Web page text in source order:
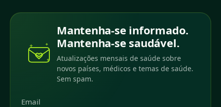
Mantenha-se informado.
Mantenha-se saudável.
Atualizações mensais de saúde sobre
novos países, médicos e temas de saúde.
Sem spam.
Email